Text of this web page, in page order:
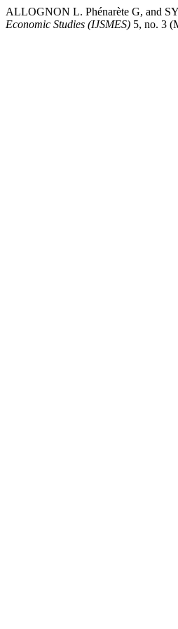
ALLOGNON L. Phénarète G, and
Economic Studies (IJSMES) 5, no. 3